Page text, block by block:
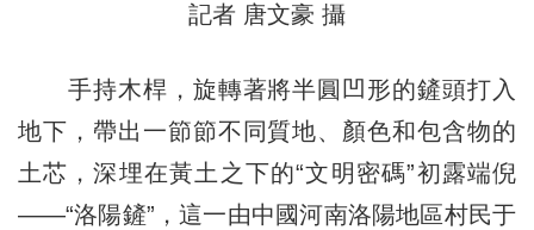
記者 唐文豪 攝
手持木桿，旋轉著將半圓凹形的鏟頭打入
地下，帶出一節節不同質地、顏色和包含物的
土芯，深埋在黃土之下的“文明密碼”初露端倪
——“洛陽鏟”，這一由中國河南洛陽地區村民于